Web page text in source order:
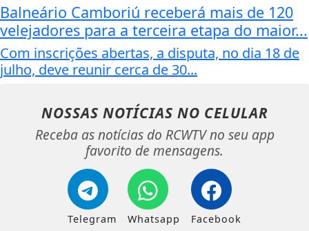
Balneário Camboriú receberá mais de 120
velejadores para a terceira etapa do maior...
Com inscrições abertas, a disputa, no dia 18 de
julho, deve reunir cerca de 30...
NOSSAS NOTÍCIAS NO CELULAR
Receba as notícias do RCWTV no seu app
favorito de mensagens.
Telegram Whatsapp Facebook